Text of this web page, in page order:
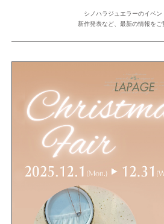
シノハラジュエラーのイベン
新作発表など、最新の情報をご